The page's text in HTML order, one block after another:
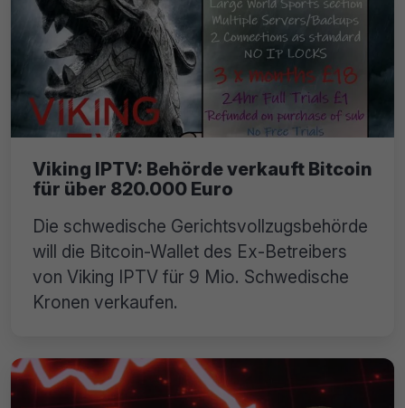
Viking IPTV: Behörde verkauft Bitcoin
für über 820.000 Euro
Die schwedische Gerichtsvollzugsbehörde
will die Bitcoin-Wallet des Ex-Betreibers
von Viking IPTV für 9 Mio. Schwedische
Kronen verkaufen.